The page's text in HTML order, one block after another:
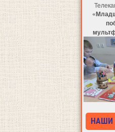
НАШИ